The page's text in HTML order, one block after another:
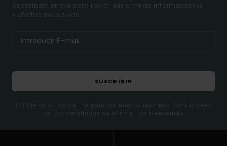
Suscríbete ahora para recibir las ultimas informaciones
y ofertas exclusivas.
SUSCRIBIR
(*) Oferta valida online para los nuevos inscritos. Condiciones
de uso detalladas en el email de bienvenida